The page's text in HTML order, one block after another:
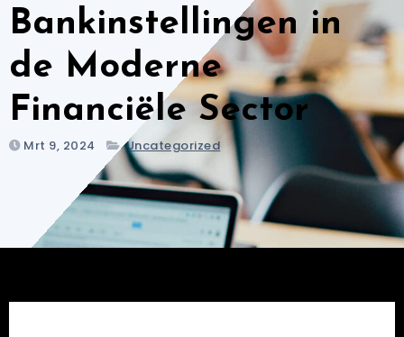
Bankinstellingen in
de Moderne
Financiële Sector
Mrt 9, 2024 Uncategorized